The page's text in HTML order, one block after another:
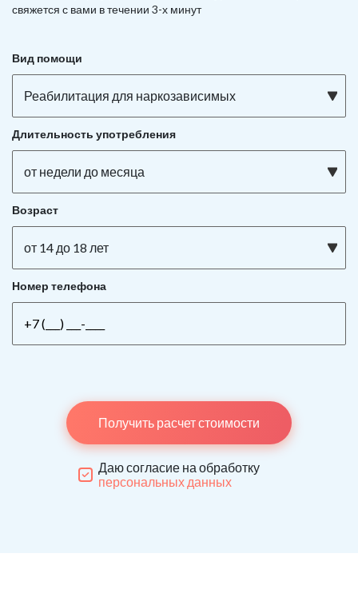
свяжется с вами в течении 3-х минут
Вид помощи
Реабилитация для наркозависимых
Длительность употребления
от недели до месяца
Возраст
от 14 до 18 лет
Номер телефона
Получить расчет стоимости
Даю согласие на обработку
персональных данных